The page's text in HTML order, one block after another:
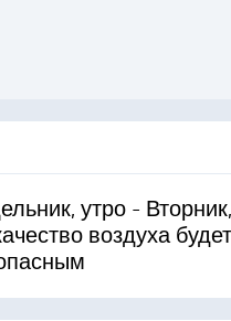
утро -
воздуха